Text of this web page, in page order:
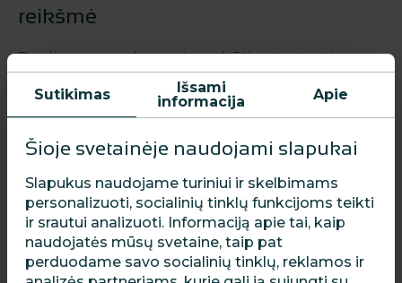
reikšmė
Pradiniame gydymo etape būtina įvertinti
kiekvieno danties būklę ir prognozę, atlikti
aktyvų periodontito gydymą ir stabilizuoti
periodonto būklę. Tik pasiekus stabilią būklę
galima planuoti implantaciją ir atlikti fiksuotų
protezų protezavimą. Be to, lėtiniu periodontitu
sergantiems pacientams reikalinga nuolatinė
priežiūra ir periodiškas palaikomasis gydymas.
Sutikimas
Išsami
informacija
Apie
Šioje svetainėje naudojami slapukai
Slapukus naudojame turiniui ir skelbimams
personalizuoti, socialinių tinklų funkcijoms teikti
ir srautui analizuoti. Informaciją apie tai, kaip
naudojatės mūsų svetaine, taip pat
perduodame savo socialinių tinklų, reklamos ir